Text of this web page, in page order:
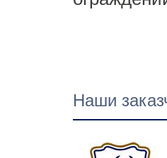
Наши